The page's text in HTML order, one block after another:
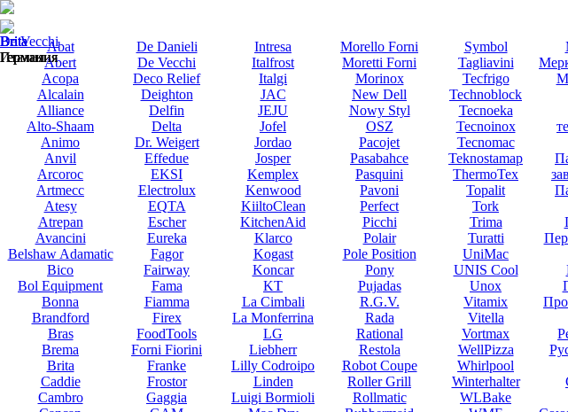
Abat
Abert
Acopa
Alcalain
Alliance
Alto-Shaam
Animo
Anvil
Arcoroc
Artmecc
Atesy
Atrepan
Avancini
Belshaw Adamatic
Bico
Bol Equipment
Bonna
Brandford
Bras
Brema
Brita
Caddie
Cambro
De Danieli
De Vecchi
Deco Relief
Deighton
Delfin
Delta
Dr. Weigert
Effedue
EKSI
Electrolux
EQTA
Escher
Eureka
Fagor
Fairway
Fama
Fiamma
Firex
FoodTools
Forni Fiorini
Franke
Frostor
Gaggia
Intresa
Italfrost
Italgi
JAC
JEJU
Jofel
Jordao
Josper
Kemplex
Kenwood
KiiltoClean
KitchenAid
Klarco
Kogast
Koncar
KT
La Cimbali
La Monferrina
LG
Liebherr
Lilly Codroipo
Linden
Luigi Bormioli
Morello Forni
Moretti Forni
Morinox
New Dell
Nowy Styl
OSZ
Pacojet
Pasabahce
Pasquini
Pavoni
Perfect
Picchi
Polair
Pole Position
Pony
Pujadas
R.G.V.
Rada
Rational
Restola
Robot Coupe
Roller Grill
Rollmatic
Symbol
Tagliavini
Tecfrigo
Technoblock
Tecnoeka
Tecnoinox
Tecnomac
Teknostamap
ThermoTex
Topalit
Tork
Trima
Turatti
UniMac
UNIS Cool
Unox
Vitamix
Vitella
Vortmax
WellPizza
Whirlpool
Winterhalter
WLBake
Brita
Германия
Brita
Германия
Brita
Германия
De Vecchi
Италия